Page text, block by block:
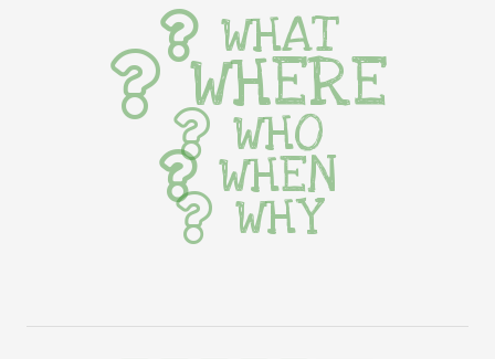
WHAT
WHERE
WHO
WHEN
WHY